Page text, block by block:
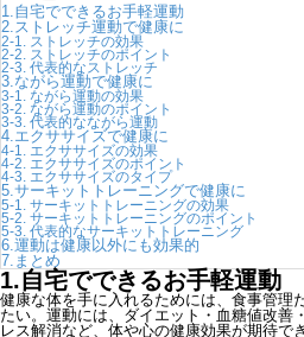
1.自宅でできるお手軽運動
2.ストレッチ運動で健康に
2-1. ストレッチの効果
2-2. ストレッチのポイント
2-3. 代表的なストレッチ
3.ながら運動で健康に
3-1. ながら運動の効果
3-2. ながら運動のポイント
3-3. 代表的なながら運動
4.エクササイズで健康に
4-1. エクササイズの効果
4-2. エクササイズのポイント
4-3. エクササイズのタイプ
5.サーキットトレーニングで健康に
5-1. サーキットトレーニングの効果
5-2. サーキットトレーニングのポイント
5-3. 代表的なサーキットトレーニング
6.運動は健康以外にも効果的
7.まとめ
1.自宅でできるお手軽運動
健康な体を手に入れるためには、食事管理
たい。運動には、ダイエット・血糖値改善
レス解消など、体や心の健康効果が期待でき